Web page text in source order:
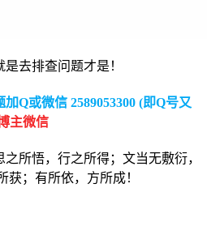
去排查问题才是！
Q或微信 2589053300 (即Q号又
主微信
所悟，行之所得；文当无敷衍，
获；有所依，方所成！